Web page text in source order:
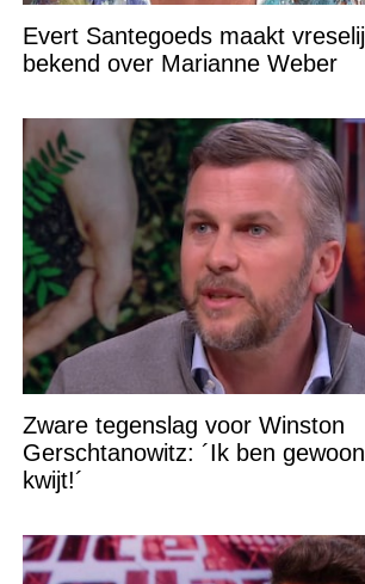
Evert Santegoeds maakt
bekend over Marianne Weber
Zware tegenslag voor Winston
Gerschtanowitz: ´Ik ben
kwijt!´